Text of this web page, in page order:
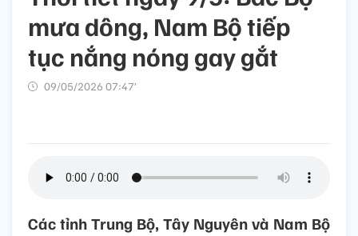
mưa dông, Nam Bộ tiếp
tục nắng nóng gay gắt
09/05/2026 07:47’
Các tỉnh Trung Bộ, Tây Nguyên và Nam Bộ